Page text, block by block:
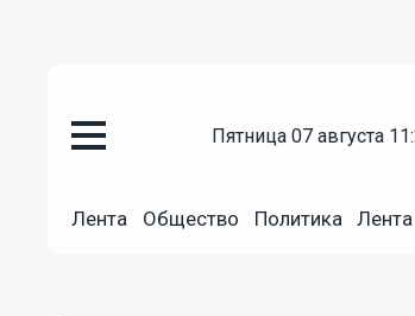
пятница 07 августа
Лента Общество Политика
Полицейского в